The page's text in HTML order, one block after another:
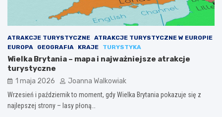
ATRAKCJE TURYSTYCZNE ATRAKCJE TURYSTYCZNE W EUROPIE
EUROPA
GEOGRAFIA KRAJE TURYSTYKA
Wielka Brytania – mapa i najważniejsze atrakcje
turystyczne
1 maja 2026 Joanna Walkowiak
Wrzesień i październik to moment, gdy Wielka Brytania pokazuje się z
najlepszej strony – lasy płoną…